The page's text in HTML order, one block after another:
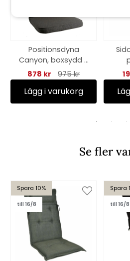
Positionsdyna
Canyon, boxsydd -
taupe struktur
878 kr 975 kr
Lägg i varukorg
Se fler
Spara 10%
till 16/8
Spara
till 16/8